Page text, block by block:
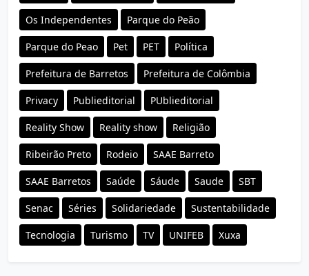
Os Independentes Parque do Peão
Parque do Peao Pet PET Política
Prefeitura de Barretos Prefeitura de Colômbia
Privacy Publieditorial PUblieditorial
Reality Show Reality show Religião
Ribeirão Preto Rodeio SAAE Barreto
SAAE Barretos Saúde Sáude Saude SBT
Senac Séries Solidariedade Sustentabilidade
Tecnologia Turismo TV UNIFEB Xuxa